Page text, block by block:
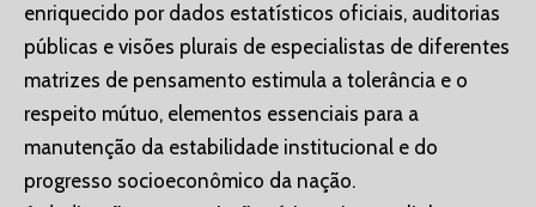
enriquecido por dados estatísticos oficiais, auditorias
públicas e visões plurais de especialistas de diferentes
matrizes de pensamento estimula a tolerância e o
respeito mútuo, elementos essenciais para a
manutenção da estabilidade institucional e do
progresso socioeconômico da nação.